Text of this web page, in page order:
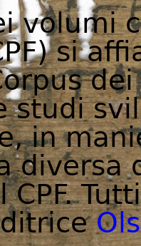
volumi
si
dei
studi
in
diversa